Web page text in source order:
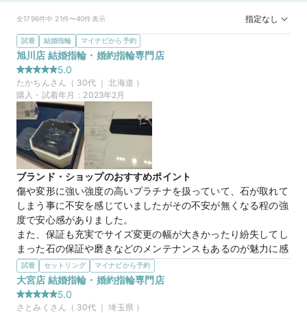
全1796件中 21件〜40件表示 指定なし
試着 結婚指輪 マイナビから予約
旭川店 結婚指輪・婚約指輪専門店
5.0
たかちんさん（ 30代 ｜北海道 ）
購入・試着年月： 2023年2月
ブランド・ショップのおすすめポイント
傷や変形に強い強度の高いプラチナを扱っていて、石が取れて
しまう事に不安を感じていましたがその不安が無くなる程の強
度で安心感がありました。
また、保証も充実でサイズ変更の幅が大きかったり紛失してし
まった石の保証や磨きなどのメンテナンスもあるのが魅力に感
じました。
選んだ商品を気に入った理由
画像で見ていた時はそこまでの魅力は感じていなかったのです
が、実物を見て一瞬でその魅力の虜になってしまいました！
試着 セットリング マイナビから予約
大宮店 結婚指輪・婚約指輪専門店
5.0
さとみく さん（ 30代 ｜埼玉県 ）